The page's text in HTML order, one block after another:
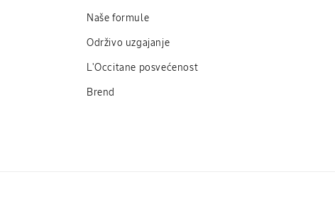
Naše formule
Održivo uzgajanje
L'Occitane posvećenost
Brend